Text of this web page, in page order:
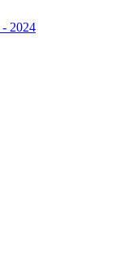
- 2024